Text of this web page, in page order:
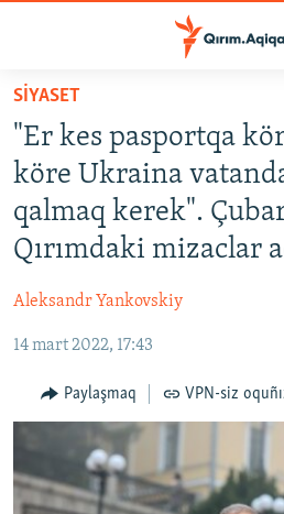
Esas
qaytmaq
Baş
navigatsiyağa
qaytmaq
Qıdıruvğa
HABERLER
İQTİSADİYAT
CEMİYET
VİDEO
SÜRET
FİKİR
SİYASET
"Er kes pasportqa
köre Ukraina
qalmaq kerek".
Qırımdaki mizaclar
Aleksandr Yankovskiy
14 mart 2022, 17:43
Paylaşmaq VPN-siz